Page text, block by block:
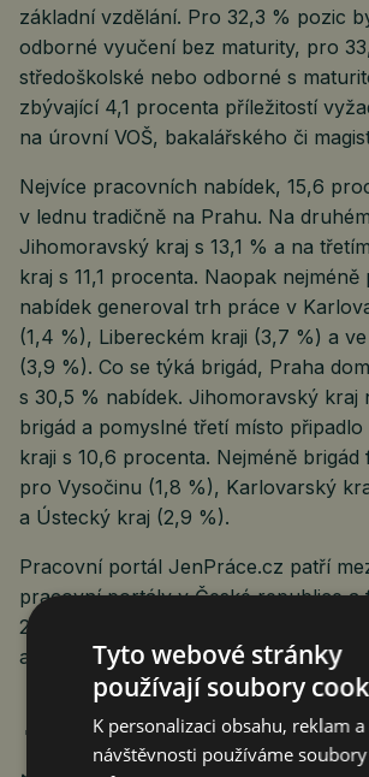
základní vzdělání. Pro 32,3 % pozic
odborné vyučení bez maturity, pro
středoškolské nebo odborné s
zbývající 4,1 procenta příležitostí
na úrovní VOŠ, bakalářského či
Nejvíce pracovních nabídek, 15,6
v lednu tradičně na Prahu. Na
Jihomoravský kraj s 13,1 % a na
kraj s 11,1 procenta. Naopak
nabídek generoval trh práce v
(1,4 %), Libereckém kraji (3,7 %) a
(3,9 %). Co se týká brigád, Praha
s 30,5 % nabídek. Jihomoravský kraj
brigád a pomyslné třetí místo připadlo
kraji s 10,6 procenta. Nejméně
pro Vysočinu (1,8 %), Karlovarský
a Ústecký kraj (2,9 %).
Pracovní portál JenPráce.cz patří
pracovní portály v České republice a
2013. Stojí za ním společnost Coweo
a investiční skupina Pale Fire Capital.
Tyto webové stránky
používají soubory
K personalizaci obsahu, reklam
návštěvnosti používáme